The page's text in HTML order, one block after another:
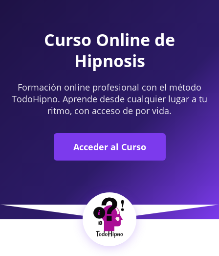
Curso Online de
Hipnosis
Formación online profesional con el método
TodoHipno. Aprende desde cualquier lugar a tu
ritmo, con acceso de por vida.
Acceder al Curso